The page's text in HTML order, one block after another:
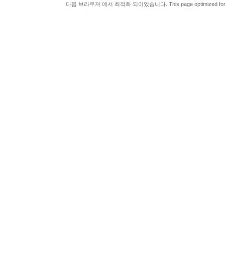
다음 브라우져 에서 최적화 되어있습니다. This page optimized